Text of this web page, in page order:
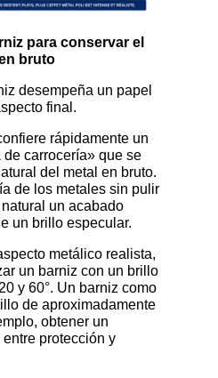
para conservar el
bruto
desempeña un papel
final.
rápidamente un
carrocería» que se
del metal en bruto.
de los metales sin pulir
un acabado
un brillo especular.
metálico realista,
un barniz con un brillo
y 60°. Un barniz como
de aproximadamente
obtener un
protección y